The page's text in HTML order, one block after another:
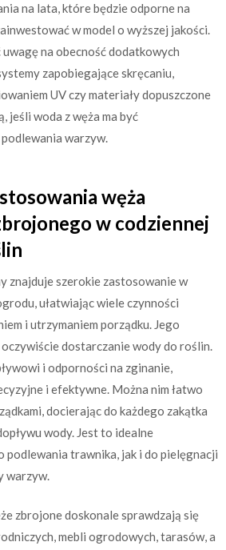
na lata, które będzie odporne na
w model o wyższej jakości.
na obecność dodatkowych
zapobiegające skręcaniu,
UV czy materiały dopuszczone
jeśli woda z węża ma być
warzyw.
węża
w codziennej
znajduje szerokie zastosowanie w
ułatwiając wiele czynności
i utrzymaniem porządku. Jego
dostarczanie wody do roślin.
i odporności na zginanie,
i efektywne. Można nim łatwo
docierając do każdego zakątka
wody. Jest to idealne
podlewania trawnika, jak i do pielęgnacji
warzyw.
zbrojone doskonale sprawdzają się
mebli ogrodowych, tarasów, a